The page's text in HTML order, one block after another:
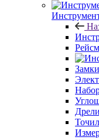
Замки